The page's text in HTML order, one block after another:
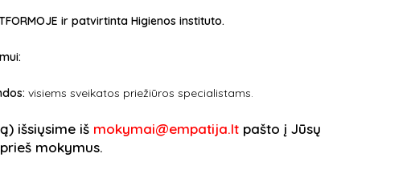
ir patvirtinta Higienos instituto.
visiems sveikatos priežiūros specialistams.
išsiųsime iš mokymai@empatija.ltpašto į Jūsų
mokymus.